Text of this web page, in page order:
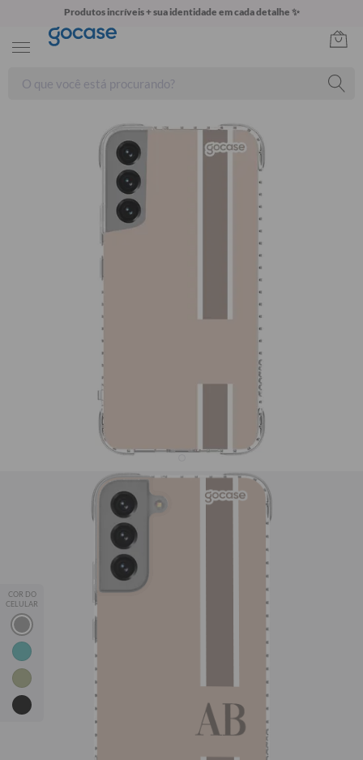
Produtos incríveis + sua identidade em cada detalhe ✨
AB
COR DO
CELULAR
Capinha para celular Iniciais Com Faixa
💖 Proteção, qualidade e estampas que combinam com você!
Leve 2, Pague 1
— adicione 2 capinhas ao carrinho e o
desconto é automático.
*Exceto modelos Silicone, Fascino e JOVI Y29.
iPhone Samsung Xiaomi
Samsung Galaxy S22 Plus (S22+)
Quer checar se está comprando o modelo certo?